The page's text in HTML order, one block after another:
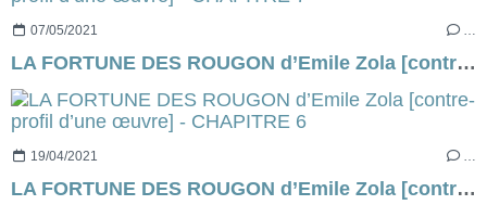
07/05/2021 …
LA FORTUNE DES ROUGON d’Emile Zola [contre-profil d’une œuvre] - CHAPITRE 7
19/04/2021 …
LA FORTUNE DES ROUGON d’Emile Zola [contre-profil d’une œuvre] - CHAPITRE 6